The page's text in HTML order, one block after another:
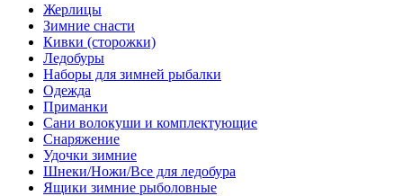
Жерлицы
Зимние снасти
Кивки (сторожки)
Ледобуры
Наборы для зимней рыбалки
Одежда
Приманки
Сани волокуши и комплектующие
Снаряжение
Удочки зимние
Шнеки/Ножи/Все для ледобура
Ящики зимние рыболовные